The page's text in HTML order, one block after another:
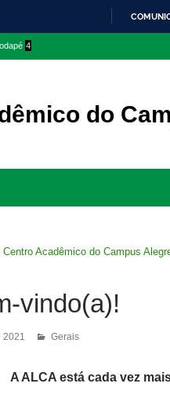
4
do
Centro Acadêmico do Campus
vindo(a)!
Gerais
A ALCA está cada vez